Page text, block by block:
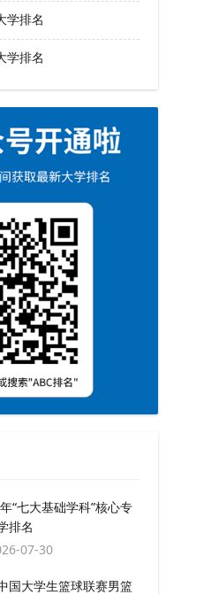
学排名
学排名
“七大基础学科”核心专
排名
07-30
国大学生篮球联赛男篮